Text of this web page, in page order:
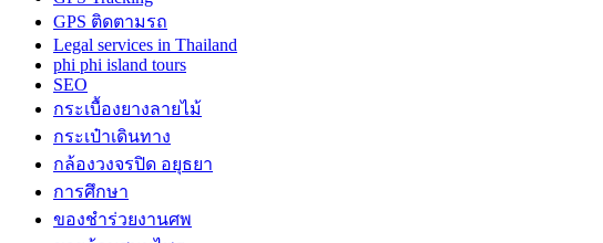
GPS ติดตามรถ
Legal services in Thailand
phi phi island tours
SEO
กระเบื้องยางลายไม้
กระเป๋าเดินทาง
กล้องวงจรปิด อยุธยา
การศึกษา
ของชำร่วยงานศพ